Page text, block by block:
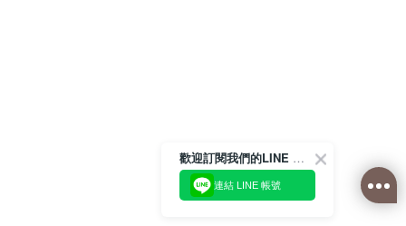
歡迎訂閱我們的LINE 官方帳號
連結 LINE 帳號